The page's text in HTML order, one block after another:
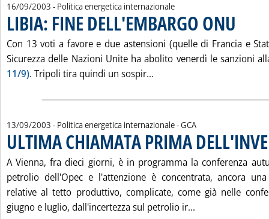
16/09/2003 - Politica energetica internazionale
LIBIA: FINE DELL'EMBARGO ONU
Con 13 voti a favore e due astensioni (quelle di Francia e
Sicurezza delle Nazioni Unite ha abolito venerdì le sanzioni
11/9). Tripoli tira quindi un sospir...
13/09/2003 - Politica energetica internazionale -di:
GCA
ULTIMA CHIAMATA PRIMA
A Vienna, fra dieci giorni, è in programma la conferenza
petrolio dell'Opec e l'attenzione è concentrata, ancora
relative al tetto produttivo, complicate, come già nelle
giugno e luglio, dall'incertezza sul petrolio ir...